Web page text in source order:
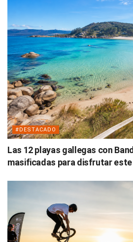
#DESTACADO
Las 12 playas gallegas con
masificadas para disfrutar este